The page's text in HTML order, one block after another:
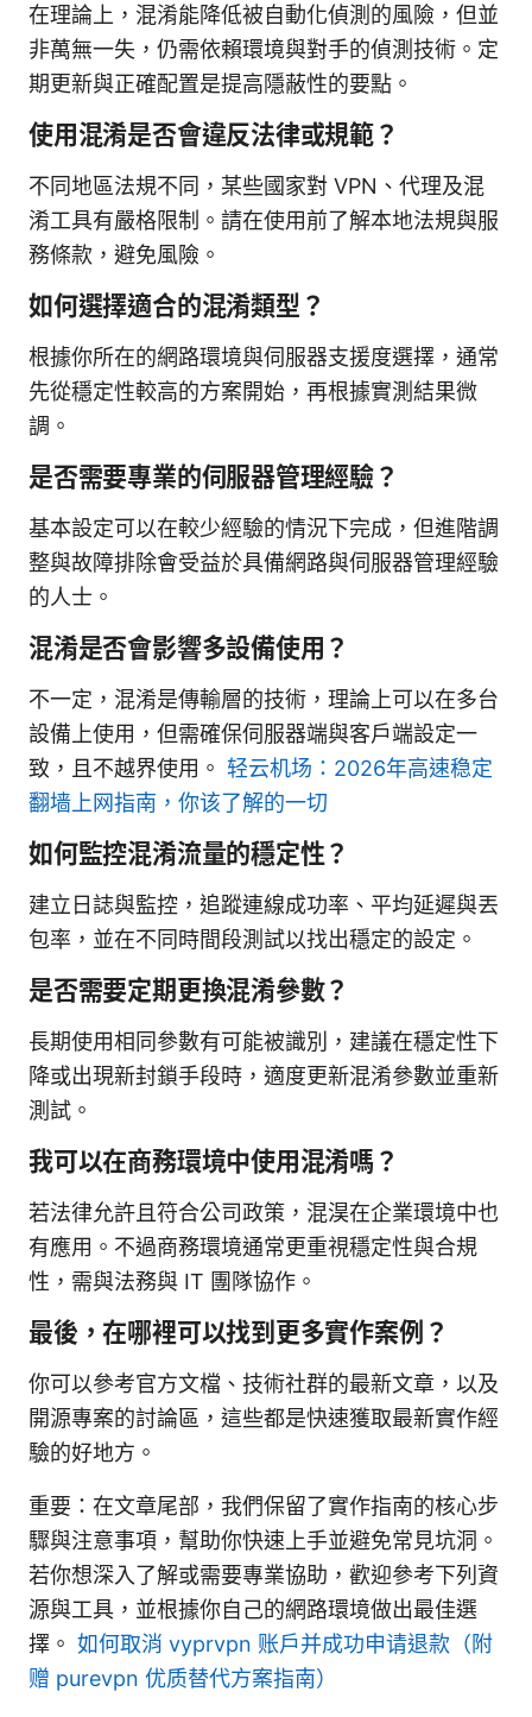
在理論上，混淆能降低被自動化偵測的風險，但並
非萬無一失，仍需依賴環境與對手的偵測技術。定
期更新與正確配置是提高隱蔽性的要點。
使用混淆是否會違反法律或規範？
不同地區法規不同，某些國家對 VPN、代理及混
淆工具有嚴格限制。請在使用前了解本地法規與服
務條款，避免風險。
如何選擇適合的混淆類型？
根據你所在的網路環境與伺服器支援度選擇，通常
先從穩定性較高的方案開始，再根據實測結果微
調。
是否需要專業的伺服器管理經驗？
基本設定可以在較少經驗的情況下完成，但進階調
整與故障排除會受益於具備網路與伺服器管理經驗
的人士。
混淆是否會影響多設備使用？
不一定，混淆是傳輸層的技術，理論上可以在多台
設備上使用，但需確保伺服器端與客戶端設定一
致，且不越界使用。 轻云机场：2026年高速稳定
翻墙上网指南，你该了解的一切
如何監控混淆流量的穩定性？
建立日誌與監控，追蹤連線成功率、平均延遲與丟
包率，並在不同時間段測試以找出穩定的設定。
是否需要定期更換混淆參數？
長期使用相同參數有可能被識別，建議在穩定性下
降或出現新封鎖手段時，適度更新混淆參數並重新
測試。
我可以在商務環境中使用混淆嗎？
若法律允許且符合公司政策，混淏在企業環境中也
有應用。不過商務環境通常更重視穩定性與合規
性，需與法務與 IT 團隊協作。
最後，在哪裡可以找到更多實作案例？
你可以參考官方文檔、技術社群的最新文章，以及
開源專案的討論區，這些都是快速獲取最新實作經
驗的好地方。
重要：在文章尾部，我們保留了實作指南的核心步
驟與注意事項，幫助你快速上手並避免常見坑洞。
若你想深入了解或需要專業協助，歡迎參考下列資
源與工具，並根據你自己的網路環境做出最佳選
擇。 如何取消 vyprvpn 账户并成功申请退款（附
赠 purevpn 优质替代方案指南）